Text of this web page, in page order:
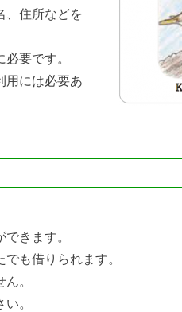
、住所などを
要です。
用には必要あ
きます。
も借りられます。
ん。
。